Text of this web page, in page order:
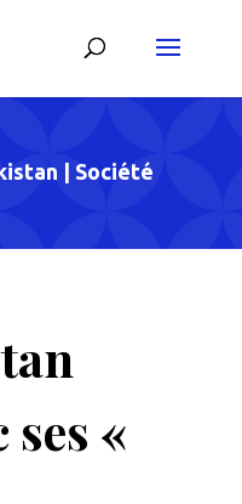
Société
ses «